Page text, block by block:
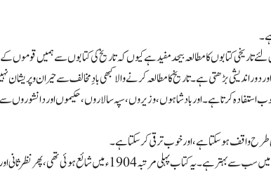
تاریخی کتابوں کا مطالعہ بیحد مفید ہے کیوں کہ تاریخ کی کتابوں سے ہمیں قوموں
بڑھتی ہے۔ تاریخ کا مطالعہ کرنے والا کبھی بادِ مخالف سے حیران و پریشان
کرتا ہے۔ اور بادشاہوں ، وزیروں، سپہ سالاروں، حکیموں اور دانشوروں
واقف ہوسکتا ہے ، اور خوب ترقی کرسکتا ہے۔
مرحوم نواب ذولقد جنگ بہادر کی یہ کتاب “خلافتِ اندلس” نہایت معتبر اور اندلس کی اسلامی تاریخ پر اردو میں جتنی کتابیں دستیاب ہیں، ان